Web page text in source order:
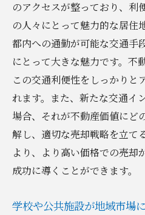
短期売却と長期保
購入者に向けた柔
市場価値を高める
不動産売却後に残
不動産売却における価
ッショナルの知識
不動産エージェン
法律と規制の遵守に
不動産市場の最新ト
のアクセスが整っており、利
の人々にとって魅力的な居住
都内への通勤が可能な交通手
にとって大きな魅力です。不
この交通利便性をしっかりと
れます。また、新たな交通イ
場合、それが不動産価値にど
解し、適切な売却戦略を立て
より、より高い価格での売却
成功に導くことができます。
学校や公共施設が地域市場